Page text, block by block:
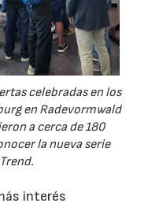
celebradas en los
en Radevormwald
a cerca de 180
la nueva serie
interés